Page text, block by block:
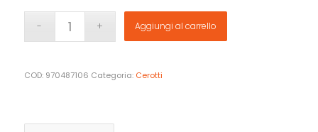
4,60 €.
3,73 €.Aggiungi al carrello
COD: 970487106 Categoria: Cerotti